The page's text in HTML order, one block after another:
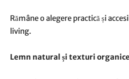
Rămâne o alegere practică și
living.
Lemn natural și texturi organice